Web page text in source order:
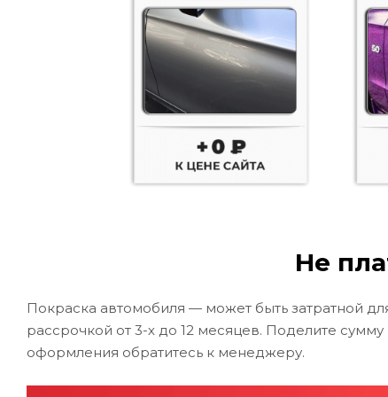
Не
Покраска автомобиля — может быть затратной
рассрочкой от 3-х до 12 месяцев. Поделите
оформления обратитесь к менеджеру.